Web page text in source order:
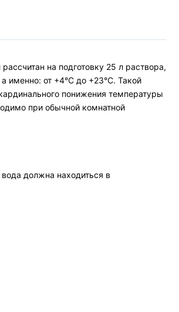
на подготовку 25 л раствора,
а именно: от +4°С до +23°С. Такой
понижения температуры
при обычной комнатной
должна находиться в